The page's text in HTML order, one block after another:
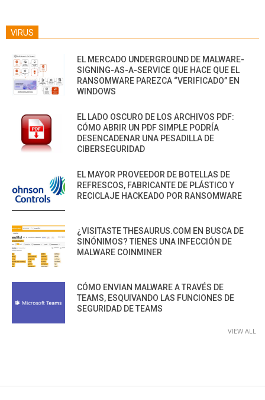
VIRUS
EL MERCADO UNDERGROUND DE MALWARE-
SIGNING-AS-A-SERVICE QUE HACE QUE EL
RANSOMWARE PAREZCA “VERIFICADO” EN
WINDOWS
EL LADO OSCURO DE LOS ARCHIVOS PDF:
CÓMO ABRIR UN PDF SIMPLE PODRÍA
DESENCADENAR UNA PESADILLA DE
CIBERSEGURIDAD
EL MAYOR PROVEEDOR DE BOTELLAS DE
REFRESCOS, FABRICANTE DE PLÁSTICO Y
RECICLAJE HACKEADO POR RANSOMWARE
¿VISITASTE THESAURUS.COM EN BUSCA DE
SINÓNIMOS? TIENES UNA INFECCIÓN DE
MALWARE COINMINER
CÓMO ENVIAN MALWARE A TRAVÉS DE
TEAMS, ESQUIVANDO LAS FUNCIONES DE
SEGURIDAD DE TEAMS
VIEW ALL